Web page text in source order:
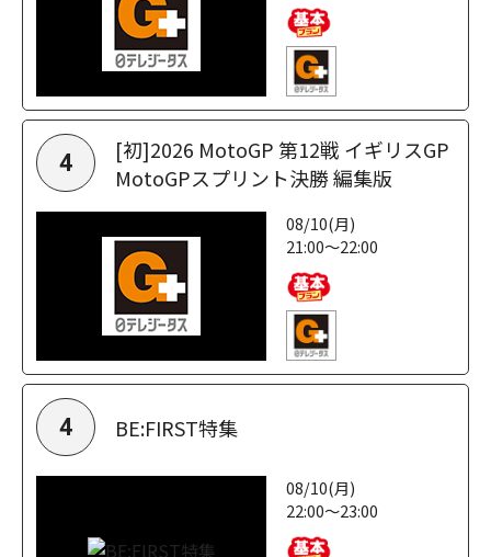
4
[初]2026 MotoGP 第12戦 イギリスGP
MotoGPスプリント決勝 編集版
08/10(月)
21:00～22:00
4 BE:FIRST特集
08/10(月)
22:00～23:00